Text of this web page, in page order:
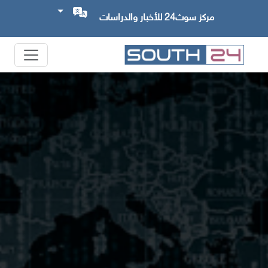
مركز سوث24 للأخبار والدراسات